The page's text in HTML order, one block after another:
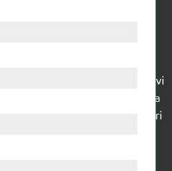
kompetens till
industri. Till träindustrin tillför vi
från timmerplanen hela
och till övrig industri
av teknikprodukter med
och lager.